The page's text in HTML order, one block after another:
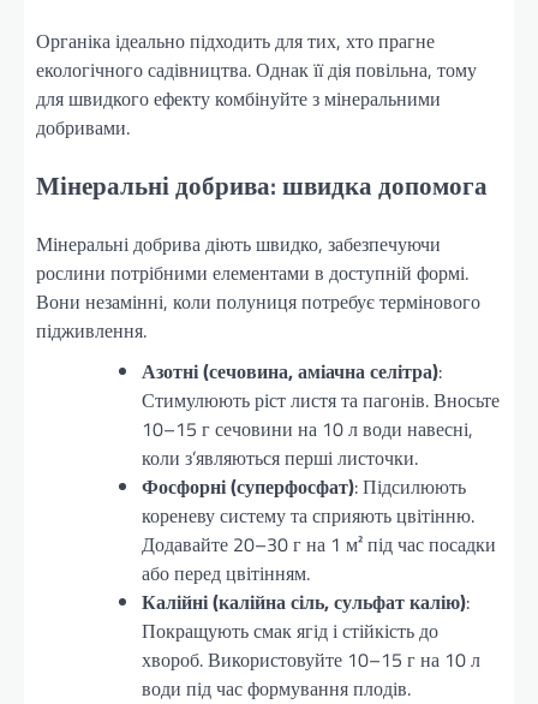
Органіка ідеально підходить для тих, хто прагне
екологічного садівництва. Однак її дія повільна, тому
для швидкого ефекту комбінуйте з мінеральними
добривами.
Мінеральні добрива: швидка допомога
Мінеральні добрива діють швидко, забезпечуючи
рослини потрібними елементами в доступній формі.
Вони незамінні, коли полуниця потребує термінового
підживлення.
Азотні (сечовина, аміачна селітра):
Стимулюють ріст листя та пагонів. Вносьте
10–15 г сечовини на 10 л води навесні,
коли з’являються перші листочки.
Фосфорні (суперфосфат): Підсилюють
кореневу систему та сприяють цвітінню.
Додавайте 20–30 г на 1 м² під час посадки
або перед цвітінням.
Калійні (калійна сіль, сульфат калію):
Покращують смак ягід і стійкість до
хвороб. Використовуйте 10–15 г на 10 л
води під час формування плодів.